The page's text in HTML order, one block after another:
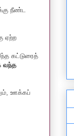
நீண்ட
ஏற்ற
கட்டுரைத்
வந்த
ஊக்கப்